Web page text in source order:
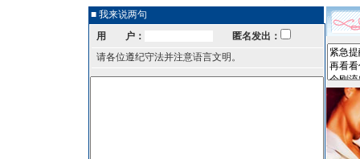
■ 我来说两句
用 户：
匿名发出：
请各位遵纪守法并注意语言文明。